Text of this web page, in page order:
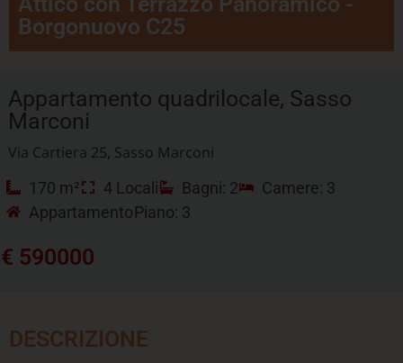
Borgonuovo C25
Appartamento quadrilocale, Sasso
Marconi
Via Cartiera 25, Sasso Marconi
170 m² 4 Locali Bagni: 2
Camere: 3
AppartamentoPiano: 3
€ 590000
DESCRIZIONE